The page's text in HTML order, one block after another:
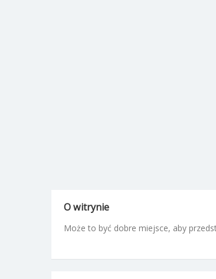
O witrynie
Może to być dobre miejsce, aby